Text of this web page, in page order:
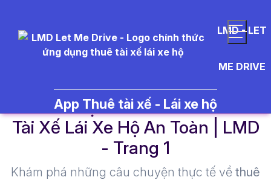
LMD - LET
ME DRIVE
App Thuê tài xế - Lái xe hộ
Yếu Tố Tạo Nên Terroir - Thuê
Tài Xế Lái Xe Hộ An Toàn | LMD
- Trang 1​
Khám phá những câu chuyện thực tế về thuê